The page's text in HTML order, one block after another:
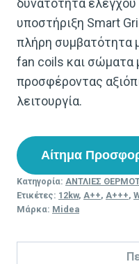
δυνατότητα
υποστήριξη Smart
πλήρη συμβατότητα
fan coils και σώματα
προσφέροντας
λειτουργία.
Αίτημα
Κατηγορία: ΑΝΤΛΙΕΣ
Ετικέτες: 12kw, A++, A+++,
Μάρκα: Midea